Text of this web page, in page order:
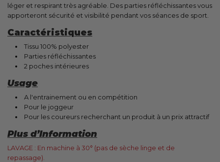
léger et respirant très agréable. Des parties réfléchissantes vous
apporteront sécurité et visibilité pendant vos séances de sport.
Caractéristiques
Tissu 100% polyester
Parties réfléchissantes
2 poches intérieures
Usage
A l'entrainement ou en compétition
Pour le joggeur
Pour les coureurs recherchant un produit à un prix attractif
Plus d’Information
LAVAGE : En machine à 30° (pas de sèche linge et de
repassage).